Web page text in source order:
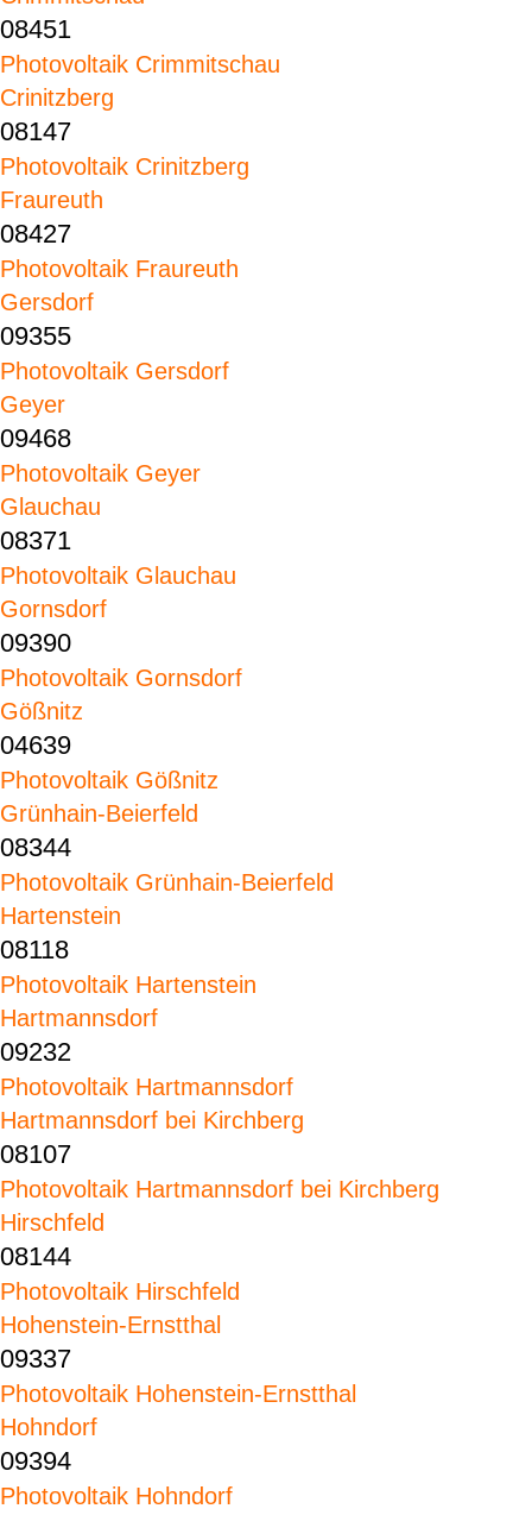
08451
Photovoltaik Crimmitschau
Crinitzberg
08147
Photovoltaik Crinitzberg
Fraureuth
08427
Photovoltaik Fraureuth
Gersdorf
09355
Photovoltaik Gersdorf
Geyer
09468
Photovoltaik Geyer
Glauchau
08371
Photovoltaik Glauchau
Gornsdorf
09390
Photovoltaik Gornsdorf
Gößnitz
04639
Photovoltaik Gößnitz
Grünhain-Beierfeld
08344
Photovoltaik Grünhain-Beierfeld
Hartenstein
08118
Photovoltaik Hartenstein
Hartmannsdorf
09232
Photovoltaik Hartmannsdorf
Hartmannsdorf bei Kirchberg
08107
Photovoltaik Hartmannsdorf bei Kirchberg
Hirschfeld
08144
Photovoltaik Hirschfeld
Hohenstein-Ernstthal
09337
Photovoltaik Hohenstein-Ernstthal
Hohndorf
09394
Photovoltaik Hohndorf